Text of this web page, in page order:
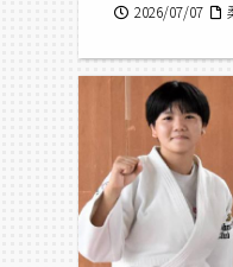
2026/07/07